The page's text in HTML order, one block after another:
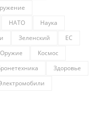
НАТО
Наука
Зеленский
ЕС
Космос
Здоровье